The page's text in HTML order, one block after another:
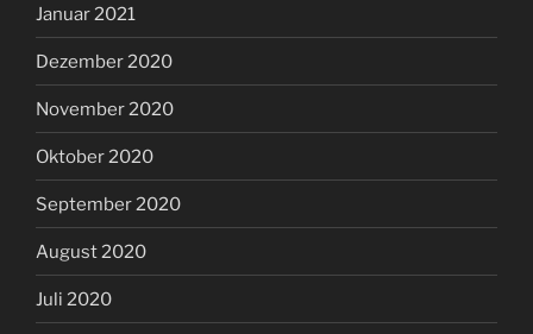
Januar 2021
Dezember 2020
November 2020
Oktober 2020
September 2020
August 2020
Juli 2020